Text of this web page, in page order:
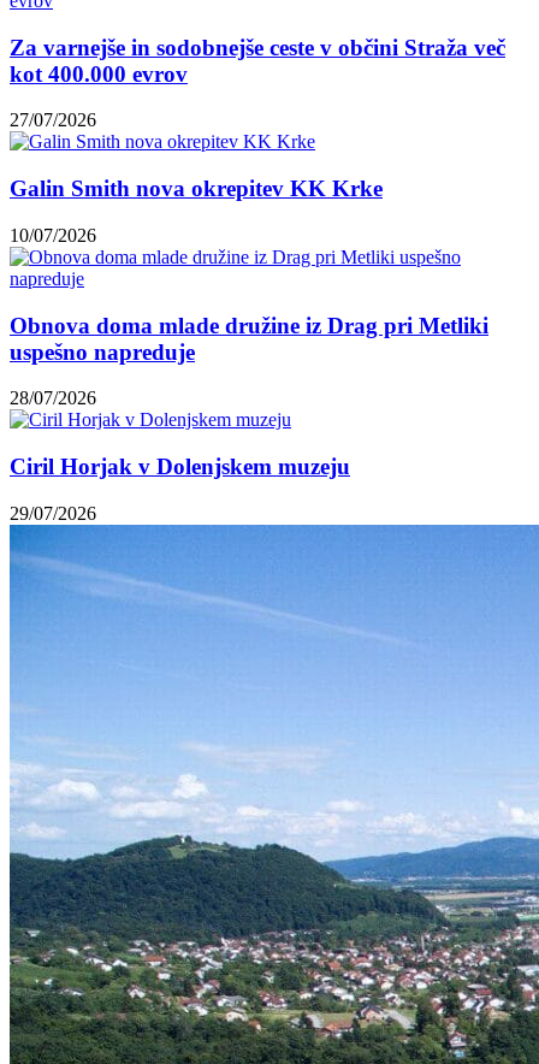
Za varnejše in sodobnejše ceste v občini Straža več
kot 400.000 evrov
27/07/2026
Galin Smith nova okrepitev KK Krke
10/07/2026
Obnova doma mlade družine iz Drag pri Metliki
uspešno napreduje
28/07/2026
Ciril Horjak v Dolenjskem muzeju
29/07/2026